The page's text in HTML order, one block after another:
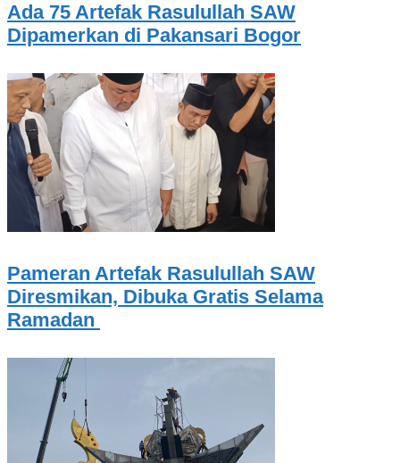
Ada 75 Artefak Rasulullah SAW
Dipamerkan di Pakansari Bogor
Pameran Artefak Rasulullah SAW
Diresmikan, Dibuka Gratis Selama
Ramadan